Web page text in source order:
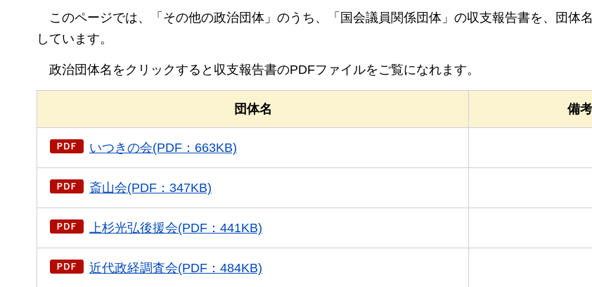
このページでは、「その他の政治団体」のうち、「国会議員関係団体」の収支報告書を、団体
しています。
政治団体名をクリックすると収支報告書のPDFファイルをご覧になれます。
団体名 備考
いつきの会(PDF：663KB)
斎山会(PDF：347KB)
上杉光弘後援会(PDF：441KB)
近代政経調査会(PDF：484KB)